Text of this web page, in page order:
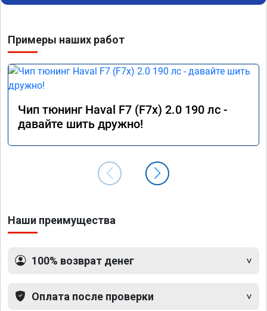
Примеры наших работ
Чип тюнинг Haval F7 (F7x) 2.0 190 лс -
давайте шить дружно!
Наши преимущества
100% возврат денег
Оплата после проверки